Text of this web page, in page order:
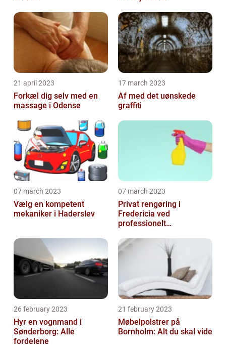
21 april 2023
Forkæl dig selv med en
massage i Odense
17 march 2023
Af med det uønskede
graffiti
07 march 2023
Vælg en kompetent
mekaniker i Haderslev
07 march 2023
Privat rengøring i
Fredericia ved
professionelt
26 february 2023
Hyr en vognmand i
Sønderborg: Alle
fordelene
21 february 2023
Møbelpolstrer på
Bornholm: Alt du skal vide